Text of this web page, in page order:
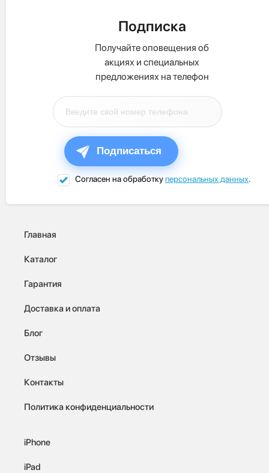
Подписка
Получайте оповещения об
акциях и специальных
предложениях на телефон
Подписаться
Согласен на обработкуперсональных данных.
Главная
Каталог
Гарантия
Доставка и оплата
Блог
Отзывы
Контакты
Политика конфиденциальности
iPhone
iPad